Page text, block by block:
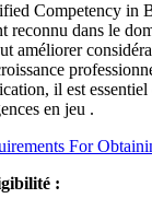
Competency in
reconnu dans le
améliorer
il est
en jeu .
: